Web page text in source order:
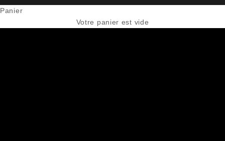
Panier
Votre panier est vide
RÉDUCTIONS